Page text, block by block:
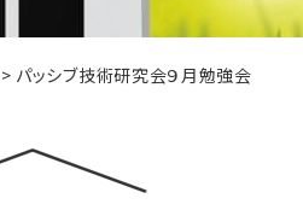
> パッシブ技術研究会９月勉強会